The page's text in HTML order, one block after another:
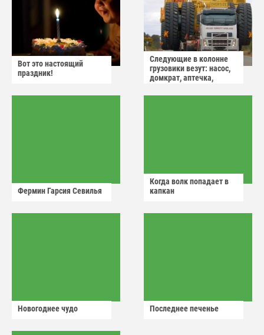
Вот это настоящий
праздник!
Следующие в колонне
грузовики везут: насос,
домкрат, аптечка,
Фермин Гарсия Севилья
Когда волк попадает в
капкан
Новогоднее чудо Последнее печенье